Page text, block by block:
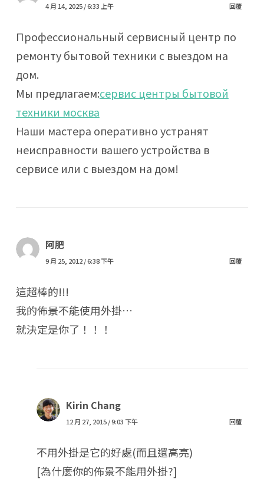
4 月 14, 2025 / 6:33 上午 回覆
Профессиональный сервисный центр по
ремонту бытовой техники с выездом на
дом.
Мы предлагаем:сервис центры бытовой
техники москва
Наши мастера оперативно устранят
неисправности вашего устройства в
сервисе или с выездом на дом!
阿肥
9 月 25, 2012 / 6:38 下午 回覆
這超棒的!!!
我的佈景不能使用外掛…
就決定是你了！！！
Kirin Chang
12 月 27, 2015 / 9:03 下午 回覆
不用外掛是它的好處(而且還高亮)
[為什麼你的佈景不能用外掛?]